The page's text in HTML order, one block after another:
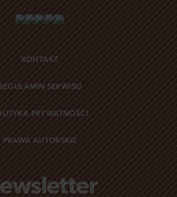
KONTAKT
REGULAMIN SERWISU
PRYWATNOŚCI
PRAWA AUTORSKIE